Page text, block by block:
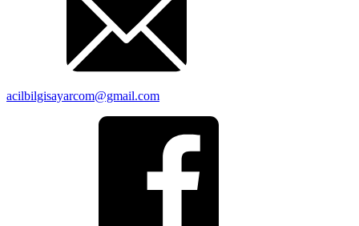
acilbilgisayarcom@gmail.com